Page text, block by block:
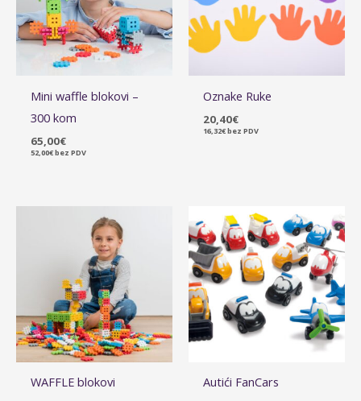
Mini waffle blokovi –
300 kom
65,00€
52,00€bez PDV
Oznake Ruke
20,40€
16,32€bez PDV
WAFFLE blokovi Autići FanCars